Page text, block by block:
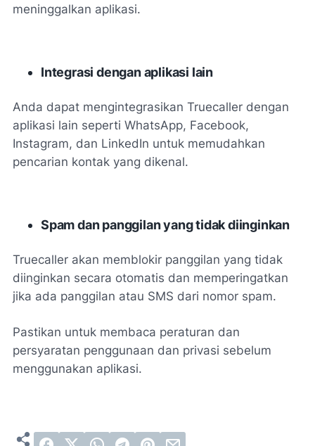
meninggalkan aplikasi.
Integrasi dengan aplikasi lain
Anda dapat mengintegrasikan Truecaller dengan
aplikasi lain seperti WhatsApp, Facebook,
Instagram, dan LinkedIn untuk memudahkan
pencarian kontak yang dikenal.
Spam dan panggilan yang tidak diinginkan
Truecaller akan memblokir panggilan yang tidak
diinginkan secara otomatis dan memperingatkan
jika ada panggilan atau SMS dari nomor spam.
Pastikan untuk membaca peraturan dan
persyaratan penggunaan dan privasi sebelum
menggunakan aplikasi.